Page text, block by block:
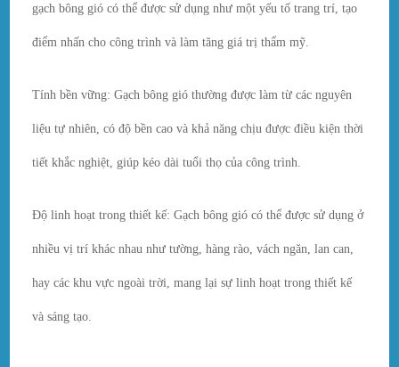
gạch bông gió có thể được sử dụng như một yếu tố trang trí, tạo
điểm nhấn cho công trình và làm tăng giá trị thẩm mỹ.
Tính bền vững: Gạch bông gió thường được làm từ các nguyên
liệu tự nhiên, có độ bền cao và khả năng chịu được điều kiện thời
tiết khắc nghiệt, giúp kéo dài tuổi thọ của công trình.
Độ linh hoạt trong thiết kế: Gạch bông gió có thể được sử dụng ở
nhiều vị trí khác nhau như tường, hàng rào, vách ngăn, lan can,
hay các khu vực ngoài trời, mang lại sự linh hoạt trong thiết kế
và sáng tạo.